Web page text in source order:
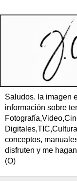
Saludos. la imagen
información sobre
conceptos,
disfruten y me
(O)